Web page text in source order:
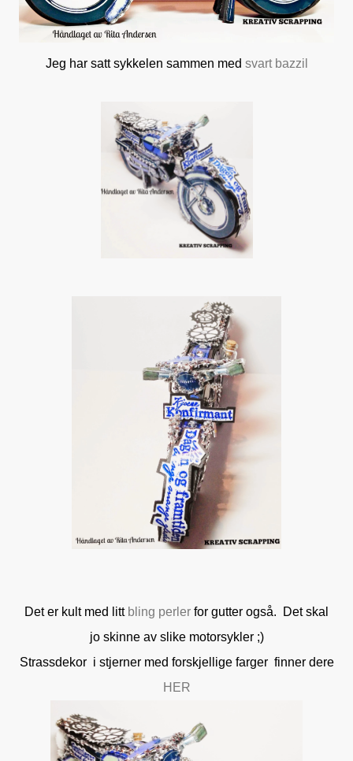
Jeg har satt sykkelen sammen med svart bazzil
Det er kult med litt bling perler for gutter også. Det skal
jo skinne av slike motorsykler ;)
Strassdekor i stjerner med forskjellige farger finner dere
HER